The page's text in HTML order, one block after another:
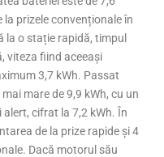
prizele convenționale în
la o stație rapidă, timpul
viteza fiind aceeași
3,7 kWh. Passat
mare de 9,9 kWh, cu un
cifrat la 7,2 kWh. În
de la prize rapide și 4
Dacă motorul său